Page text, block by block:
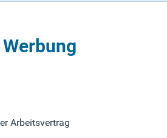
Arbeitsvertrag